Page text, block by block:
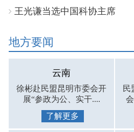
王光谦当选中国科协主席
地方要闻
云南
徐彬赴民盟昆明市委会开
展“参政为公、实干....
了解更多
民